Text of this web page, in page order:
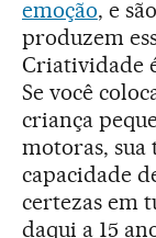
emoção, e
produzem
Criatividade
Se você
criança
motoras, sua
capacidade
certezas em
daqui a 15